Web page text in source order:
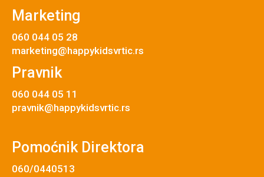
Marketing
060 044 05 28
marketing@happykidsvrtic.rs
Pravnik
060 044 05 11
pravnik@happykidsvrtic.rs
Pomoćnik Direktora
060/0440513